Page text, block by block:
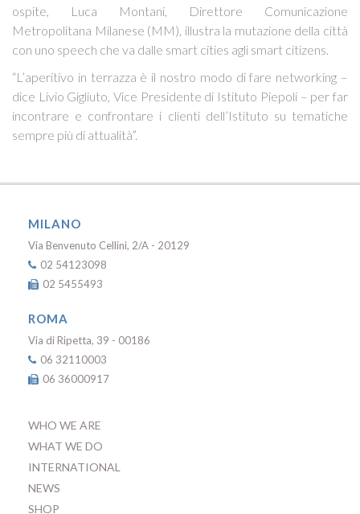
ospite, Luca Montani, Direttore Comunicazione
Metropolitana Milanese (MM), illustra la mutazione della città
con uno speech che va dalle smart cities agli smart citizens.
“L’aperitivo in terrazza è il nostro modo di fare networking –
dice Livio Gigliuto, Vice Presidente di Istituto Piepoli – per far
incontrare e confrontare i clienti dell’Istituto su tematiche
sempre più di attualità”.
MILANO
Via Benvenuto Cellini, 2/A - 20129
02 54123098
02 5455493
ROMA
Via di Ripetta, 39 - 00186
06 32110003
06 36000917
WHO WE ARE
WHAT WE DO
INTERNATIONAL
NEWS
SHOP